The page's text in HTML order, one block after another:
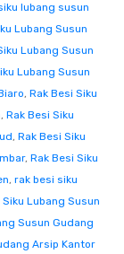
lubang susun
Lubang Susun
Lubang Susun
Lubang Susun
, Rak Besi Siku
, Rak Besi Siku
, Rak Besi Siku
, Rak Besi Siku
, rak besi siku
Siku Lubang Susun
Susun Gudang
Arsip Kantor